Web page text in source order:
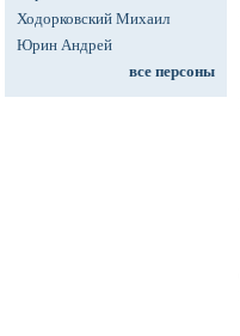
Ходорковский Михаил
Юрин Андрей
все персоны